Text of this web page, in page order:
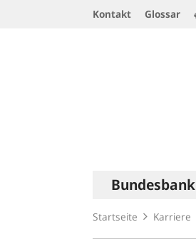
Kontakt Glossar
Hauptnavigation
Bundesbank
Startseite Karriere